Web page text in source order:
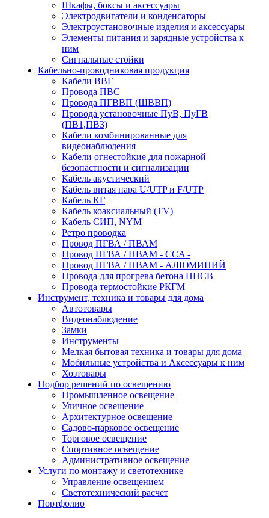
Шкафы, боксы и аксессуары
Электродвигатели и конденсаторы
Электроустановочные изделия и аксессуары
Элементы питания и зарядные устройства к
ним
Сигнальные стойки
Кабельно-проводниковая продукция
Кабели ВВГ
Провода ПВС
Провода ПГВВП (ШВВП)
Провода установочные ПуВ, ПуГВ
(ПВ1,ПВ3)
Кабели комбинированные для
видеонаблюдения
Кабели огнестойкие для пожарной
безопастности и сигнализации
Кабель акустический
Кабель витая пара U/UTP и F/UTP
Кабель КГ
Кабель коаксиальный (TV)
Кабель СИП, NYM
Ретро проводка
Провод ПГВА / ПВАМ
Провод ПГВА / ПВАМ - CCA -
Провод ПГВА / ПВАМ - АЛЮМИНИЙ
Провода для прогрева бетона ПНСВ
Провода термостойкие РКГМ
Инструмент, техника и товары для дома
Автотовары
Видеонаблюдение
Замки
Инструменты
Мелкая бытовая техника и товары для дома
Мобильные устройства и Аксессуары к ним
Хозтовары
Подбор решений по освещению
Промышленное освещение
Уличное освещение
Архитектурное освещение
Садово-парковое освещение
Торговое освещение
Спортивное освещение
Административное освещение
Услуги по монтажу и светотехнике
Управление освещением
Светотехнический расчет
Портфолио